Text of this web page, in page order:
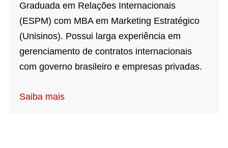
Graduada em Relações Internacionais
(ESPM) com MBA em Marketing Estratégico
(Unisinos). Possui larga experiência em
gerenciamento de contratos internacionais
com governo brasileiro e empresas privadas.
Saiba mais